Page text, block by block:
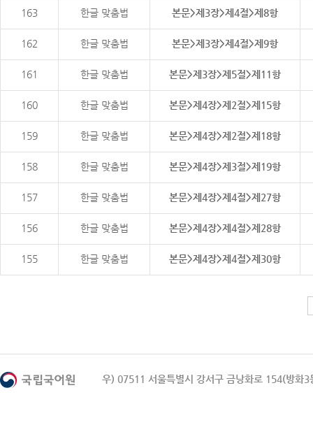
163 한글 맞춤법 본문>제3장>제4절>제8항
162 한글 맞춤법 본문>제3장>제4절>제9항
161 한글 맞춤법 본문>제3장>제5절>제11항
160 한글 맞춤법 본문>제4장>제2절>제15항
159 한글 맞춤법 본문>제4장>제2절>제18항
158 한글 맞춤법 본문>제4장>제3절>제19항
157 한글 맞춤법 본문>제4장>제4절>제27항
156 한글 맞춤법 본문>제4장>제4절>제28항
155 한글 맞춤법 본문>제4장>제4절>제30항
우) 07511 서울특별시 강서구 금낭화로 154(방화3